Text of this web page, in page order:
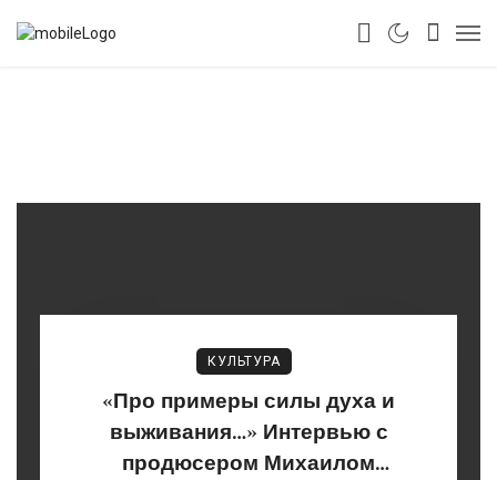
КУЛЬТУРА
«Про примеры силы духа и
выживания…» Интервью с
продюсером Михаилом